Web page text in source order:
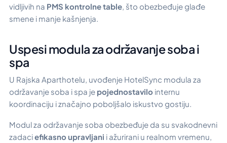
vidljivih na PMS kontrolne table, što obezbeđuje glađe
smene i manje kašnjenja.
Uspesi modula za održavanje soba i
spa
U Rajska Aparthotelu, uvođenje HotelSync modula za
održavanje soba i spa je pojednostavilo internu
koordinaciju i značajno poboljšalo iskustvo gostiju.
Modul za održavanje soba obezbeđuje da su svakodnevni
zadaciefikasno upravljani i ažurirani u realnom vremenu,